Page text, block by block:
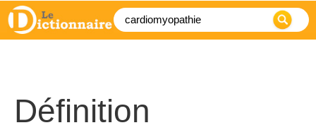
Définition